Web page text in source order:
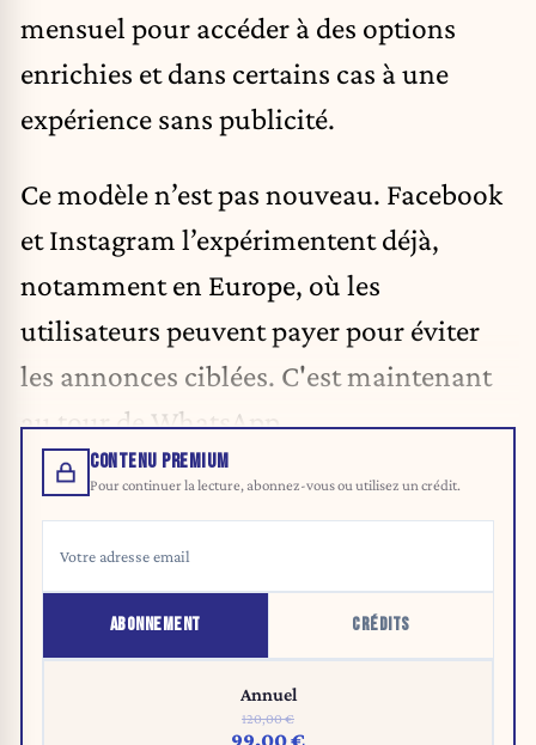
mensuel pour accéder à des options
enrichies et dans certains cas à une
expérience sans publicité.
Ce modèle n’est pas nouveau. Facebook
et Instagram l’expérimentent déjà,
notamment en Europe, où les
utilisateurs peuvent payer pour éviter
les annonces ciblées. C'est maintenant
au tour de WhatsApp.
CONTENU PREMIUM
Pour continuer la lecture, abonnez-vous ou utilisez un crédit.
ABONNEMENT CRÉDITS
Annuel
120,00 €
99,00 €